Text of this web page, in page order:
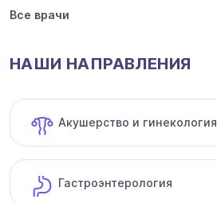
Все врачи
НАШИ НАПРАВЛЕНИЯ
Акушерство и гинекология
Гастроэнтерология